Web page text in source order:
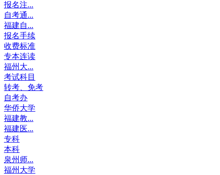
报名注...
自考通...
福建自...
报名手续
收费标准
专本连读
福州大...
考试科目
转考、免考
自考办
华侨大学
福建教...
福建医...
专科
本科
泉州师...
福州大学